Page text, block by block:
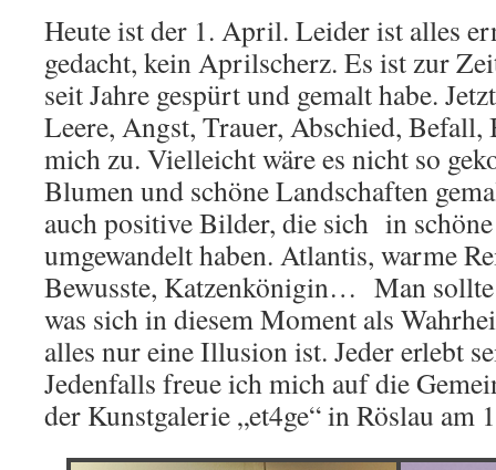
Heute ist der 1. April. Leider ist alles
gedacht, kein Aprilscherz. Es ist zur
seit Jahre gespürt und gemalt habe.
Leere, Angst, Trauer, Abschied, Befall,
mich zu. Vielleicht wäre es nicht so
Blumen und schöne Landschaften
auch positive Bilder, die sich in
umgewandelt haben. Atlantis, warme
Bewusste, Katzenkönigin… Man sollte
was sich in diesem Moment als
alles nur eine Illusion ist. Jeder erlebt
Jedenfalls freue ich mich auf die
der Kunstgalerie „et4ge“ in Röslau am